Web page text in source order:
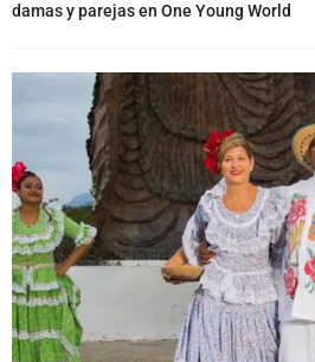
damas y parejas en One Young World